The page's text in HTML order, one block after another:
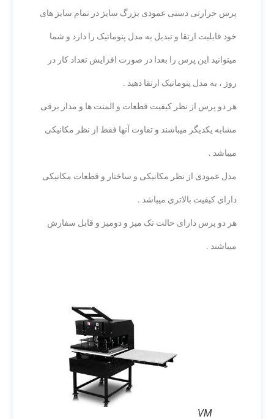
پرس حرارتی دستی عمودی بزرگ سایز در تمام سایز های
خود قابلیت ارتقا و تبدیل به مدل پنوماتیک را دارد و شما
میتوانید این پرس را بعدا در صورت افزایش تعداد کار در
روز ، به مدل پنوماتیک ارتقا دهید .
هر دو پرس از نظر کیفیت قطعات و المنت ها و مدار برقی
مشابه یکدیگر میباشند و تفاوت آنها فقط از نظر مکانیکی
میباشد .
مدل عمودی از نظر مکانیکی و ساختار و قطعات مکانیکی
دارای کیفیت بالاتری میباشد .
هر دو پرس دارای حالت تک میز و دومیز و قابل سفارش
میباشند .
VM